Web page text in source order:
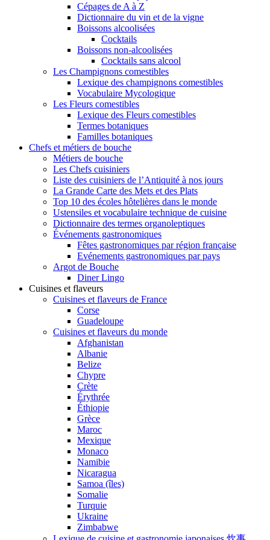
Cépages de A à Z
Dictionnaire du vin et de la vigne
Boissons alcoolisées
Cocktails
Boissons non-alcoolisées
Cocktails sans alcool
Les Champignons comestibles
Lexique des champignons comestibles
Vocabulaire Mycologique
Les Fleurs comestibles
Lexique des Fleurs comestibles
Termes botaniques
Familles botaniques
Chefs et métiers de bouche
Métiers de bouche
Les Chefs cuisiniers
Liste des cuisiniers de l’Antiquité à nos jours
La Grande Carte des Mets et des Plats
Top 10 des écoles hôtelières dans le monde
Ustensiles et vocabulaire technique de cuisine
Dictionnaire des termes organoleptiques
Événements gastronomiques
Fêtes gastronomiques par région française
Evénements gastronomiques par pays
Argot de Bouche
Diner Lingo
Cuisines et flaveurs
Cuisines et flaveurs de France
Corse
Guadeloupe
Cuisines et flaveurs du monde
Afghanistan
Albanie
Belize
Chypre
Crète
Érythrée
Éthiopie
Grèce
Maroc
Mexique
Monaco
Namibie
Nicaragua
Samoa (îles)
Somalie
Turquie
Ukraine
Zimbabwe